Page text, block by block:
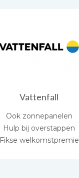
Vattenfall
Ook zonnepanelen
Hulp bij overstappen
Fikse welkomstpremie